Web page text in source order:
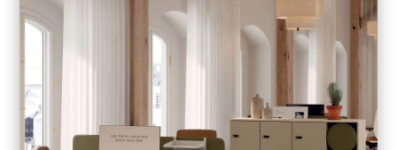
Harmony
Vous voulez une gestion transparente et continue de votre
fournisseur de meubles de bureau ?